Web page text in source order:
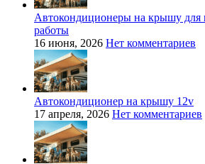
Автокондиционеры на крышу для
работы
16 июня, 2026 Нет комментариев
Автокондиционер на крышу 12v
17 апреля, 2026 Нет комментариев